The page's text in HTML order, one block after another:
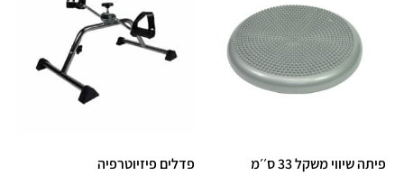
פיתה שיווי משקל 33 ס׳׳מ פדלים פיזיוטרפיה